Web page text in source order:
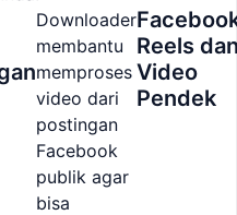
Downloader
membantu
memproses
video dari
postingan
Facebook
publik agar
bisa
Reels
Video
Pendek